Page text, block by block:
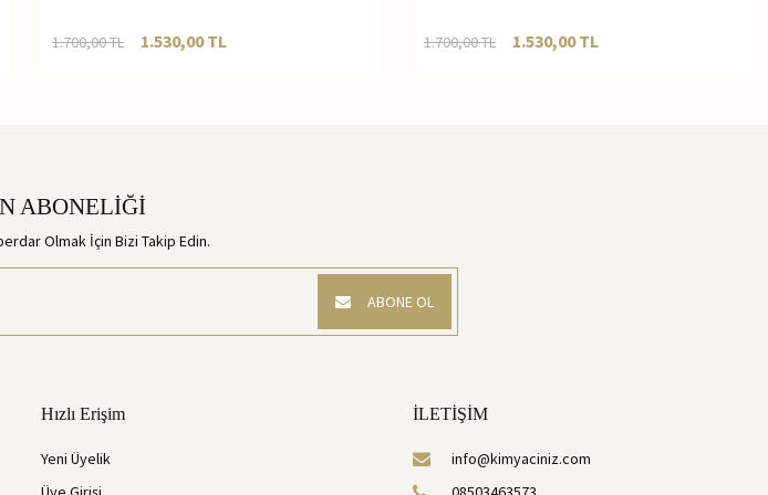
1.700,00TL 1.530,00TL 1.700,00TL 1.530,00TL
ABONELİĞİ
Olmak İçin Bizi Takip Edin.
ABONE OL
Hızlı Erişim
Yeni Üyelik
İLETİŞİM
info@kimyaciniz.com